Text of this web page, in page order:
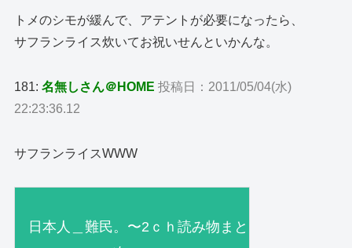
トメのシモが緩んで、アテントが必要になったら、
サフランライス炊いてお祝いせんといかんな。
181:名無しさん＠HOME 投稿日：2011/05/04(水)
22:23:36.12
サフランライスWWW